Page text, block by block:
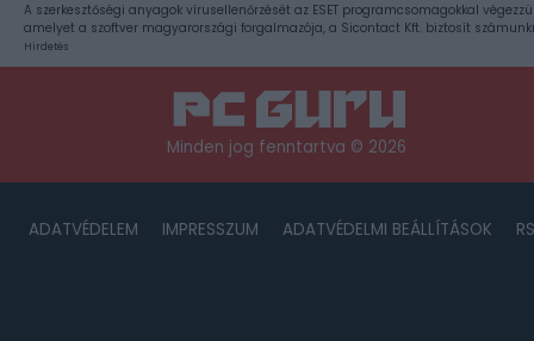
A szerkesztőségi anyagok vírusellenőrzését az ESET programcsomagokkal
amelyet a szoftver magyarországi forgalmazója, a Sicontact Kft. biztosít
Hirdetés
Minden jog fenntartva © 2026
ADATVÉDELEM IMPRESSZUM ADATVÉDELMI BEÁLLÍTÁSOK